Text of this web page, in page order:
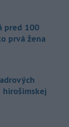
pred 100
prvá žena
hirošimskej